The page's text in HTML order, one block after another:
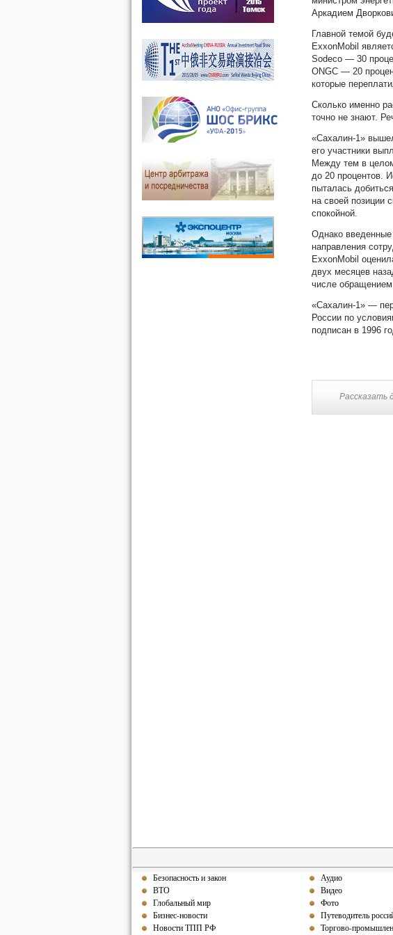
Аркадием
Главной темой
ExxonMobil
Sodeco — 30
ONGC — 20
которые
Сколько именно
точно не знают.
«Сахалин-1»
его участники
Между тем в
до 20 процентов.
пыталась
на своей позиции
спокойной.
Однако введенные
направления
ExxonMobil
двух месяцев
числе
«Сахалин-1» —
России по
подписан в 1996
Рассказать
Безопасность и закон
ВТО
Глобальный мир
Бизнес-новости
Новости ТПП РФ
Аудио
Видео
Фото
Путеводитель
Торгово-